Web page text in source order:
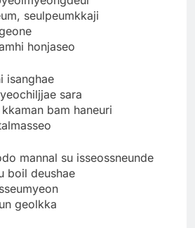
seulpeumkkaji
honjaseo
isanghae
sara
bam haneuri
mannal su isseossneunde
boil deushae
geolkka